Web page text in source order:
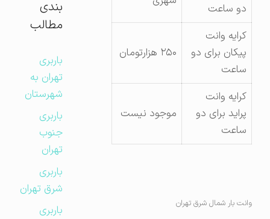
دو ساعت
کرایه وانت
پیکان برای دو
ساعت
۲۵۰ هزارتومان
کرایه وانت
پراید برای دو
ساعت
موجود نیست
وانت بار شمال شرق تهران
بندی
مطالب
باربری
تهران به
شهرستان
باربری
جنوب
تهران
باربری
شرق تهران
باربری